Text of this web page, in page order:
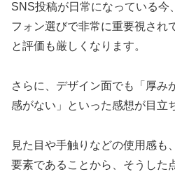
SNS投稿が日常になっている今
フォン選びで非常に重要視され
と評価も厳しくなります。
さらに、デザイン面でも「厚み
感がない」といった感想が目立
見た目や手触りなどの使用感も
要素であることから、そうした